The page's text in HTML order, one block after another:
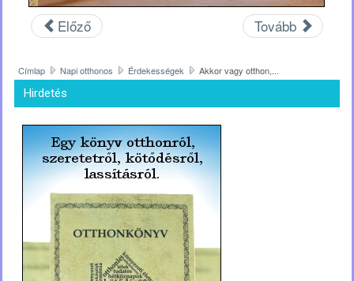
Előző Tovább
Címlap Napi otthonos Érdekességek Akkor vagy otthon,...
Hirdetés